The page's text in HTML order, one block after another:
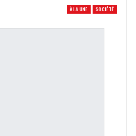
À LA UNE SOCIÉTÉ